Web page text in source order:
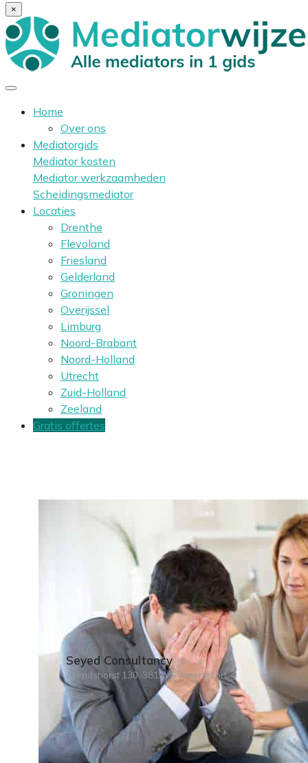
×
Home
Over ons
Mediatorgids
Mediator kosten
Mediator werkzaamheden
Scheidingsmediator
Locaties
Drenthe
Flevoland
Friesland
Gelderland
Groningen
Overijssel
Limburg
Noord-Brabant
Noord-Holland
Utrecht
Zuid-Holland
Zeeland
Gratis offertes
Seyed Consultancy
Arendshorst 130, 3815VS Amersfoort